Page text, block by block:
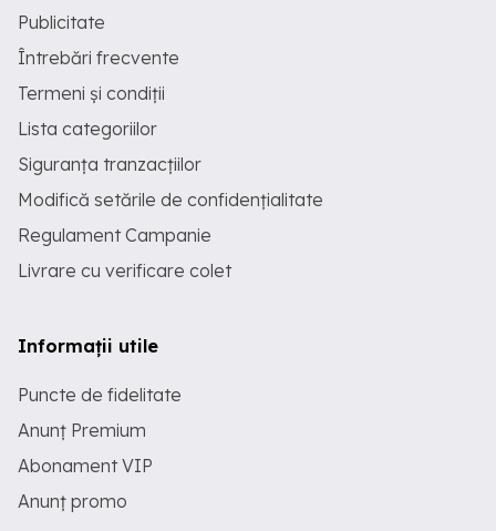
Publicitate
Întrebări frecvente
Termeni și condiții
Lista categoriilor
Siguranța tranzacțiilor
Modifică setările de confidențialitate
Regulament Campanie
Livrare cu verificare colet
Informații utile
Puncte de fidelitate
Anunț Premium
Abonament VIP
Anunț promo